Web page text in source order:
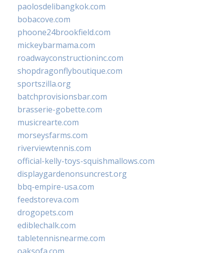
paolosdelibangkok.com
bobacove.com
phoone24brookfield.com
mickeybarmama.com
roadwayconstructioninc.com
shopdragonflyboutique.com
sportszilla.org
batchprovisionsbar.com
brasserie-gobette.com
musicrearte.com
morseysfarms.com
riverviewtennis.com
official-kelly-toys-squishmallows.com
displaygardenonsuncrest.org
bbq-empire-usa.com
feedstoreva.com
drogopets.com
ediblechalk.com
tabletennisnearme.com